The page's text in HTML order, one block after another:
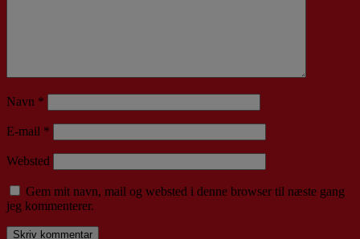
Navn *
E-mail *
Websted
Gem mit navn, mail og websted i denne browser til næste gang
jeg kommenterer.